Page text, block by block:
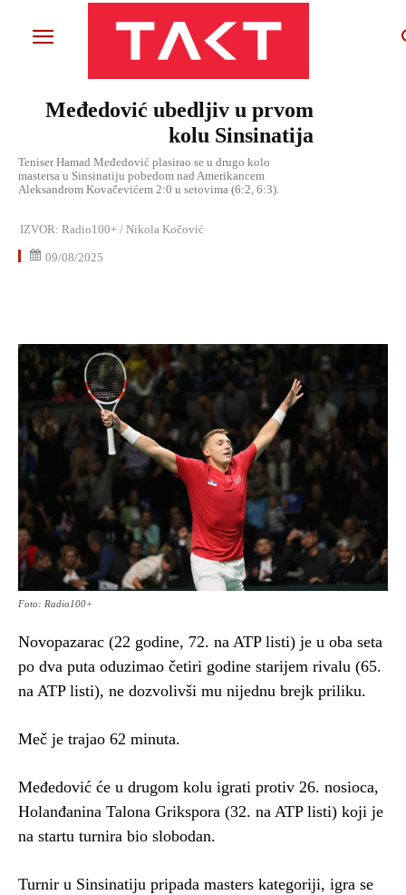
Međedović ubedljiv u prvom
kolu Sinsinatija
Teniser Hamad Međedović plasirao se u drugo kolo
mastersa u Sinsinatiju pobedom nad Amerikancem
Aleksandrom Kovačevićem 2:0 u setovima (6:2, 6:3).
IZVOR: Radio100+ / Nikola Kočović
09/08/2025
Foto: Radio100+
Novopazarac (22 godine, 72. na ATP listi) je u oba seta
po dva puta oduzimao četiri godine starijem rivalu (65.
na ATP listi), ne dozvolivši mu nijednu brejk priliku.
Meč je trajao 62 minuta.
Međedović će u drugom kolu igrati protiv 26. nosioca,
Holanđanina Talona Grikspora (32. na ATP listi) koji je
na startu turnira bio slobodan.
Turnir u Sinsinatiju pripada masters kategoriji, igra se